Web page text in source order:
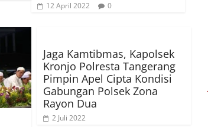
12 April 2022 0
Jaga Kamtibmas, Kapolsek
Kronjo Polresta Tangerang
Pimpin Apel Cipta Kondisi
Gabungan Polsek Zona
Rayon Dua
2 Juli 2022